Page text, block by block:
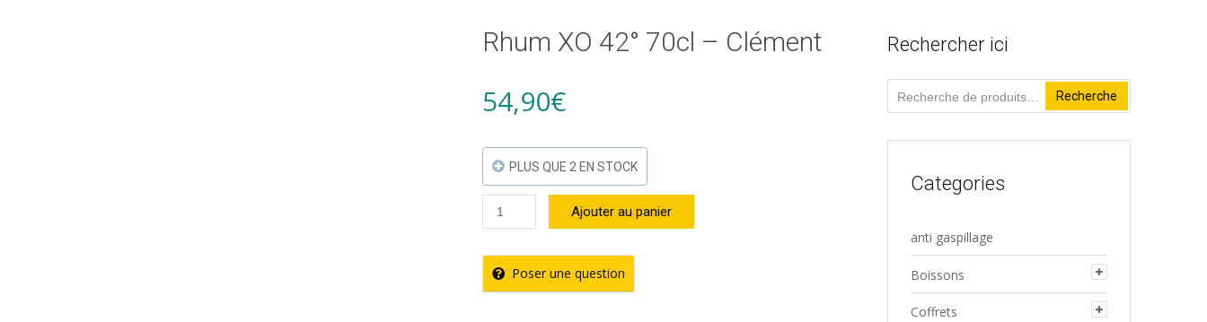
Rhum XO 42° 70cl – Clément
54,90€
PLUS QUE 2 EN STOCK
quantité
de
Rhum
XO
Ajouter au panier
Poser une question
Rechercher ici
Recherche
pour :
Recherche
Categories
anti gaspillage
Boissons
Coffrets